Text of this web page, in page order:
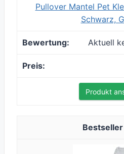
Pullover Mantel Pet
Schwarz,
Aktuell
Produkt